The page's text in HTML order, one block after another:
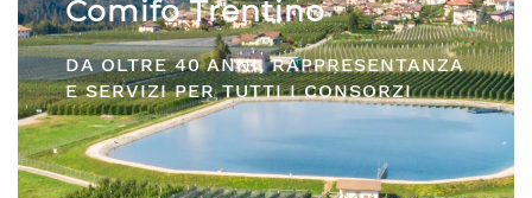
Comifo Trentino
DA OLTRE 40 ANNI, RAPPRESENTANZA
E SERVIZI PER TUTTI I CONSORZI